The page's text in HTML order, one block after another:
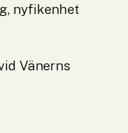
nyfikenhet
Vänerns